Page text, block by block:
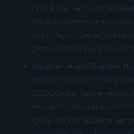
Ancak, her tema aynı
Yüksek performanslı ve
seçin. Astra,
gibi temalar popüler
Sadece Gerekli Eklentileri
WordPress eklenti
50.000'den fazla eklenti
Ancak, her eklenti web
için iyi değildir. Sadece